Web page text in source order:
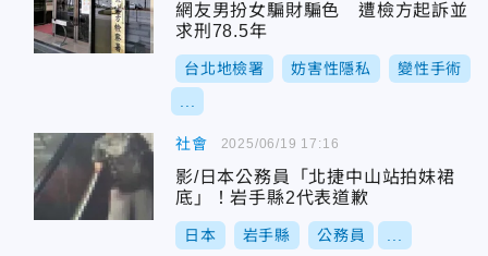
網友男扮女騙財騙色 遭檢方起訴並
求刑78.5年
台北地檢署 妨害性隱私 變性手術
社會
影/日本公務員「北捷中山站拍妹裙
底」！岩手縣2代表道歉
日本 岩手縣 公務員
2025/06/19 17:16